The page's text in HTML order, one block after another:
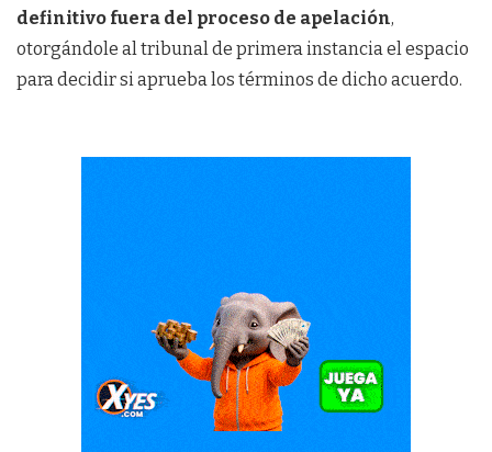
definitivo fuera del proceso de apelación,
otorgándole al tribunal de primera instancia el espacio
para decidir si aprueba los términos de dicho acuerdo.